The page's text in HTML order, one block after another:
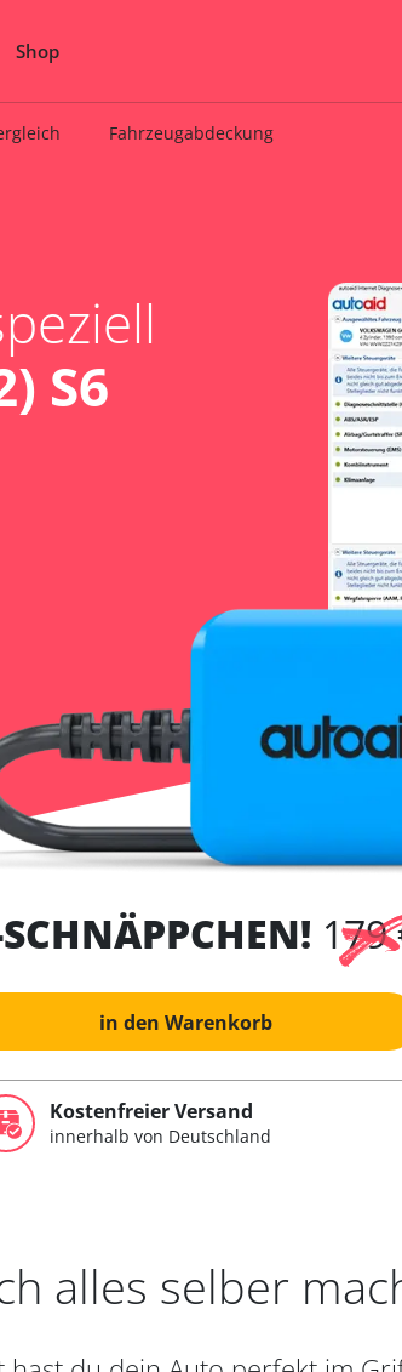
Shop
Fahrzeugabdeckung
S6
179
in den Warenkorb
Kostenfreier Versand
innerhalb von Deutschland
alles selber